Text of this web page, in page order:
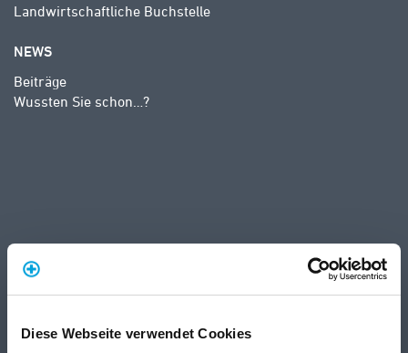
Diese Webseite verwendet Cookies
Landwirtschaftliche Buchstelle
NEWS
Beiträge
Wussten Sie schon…?